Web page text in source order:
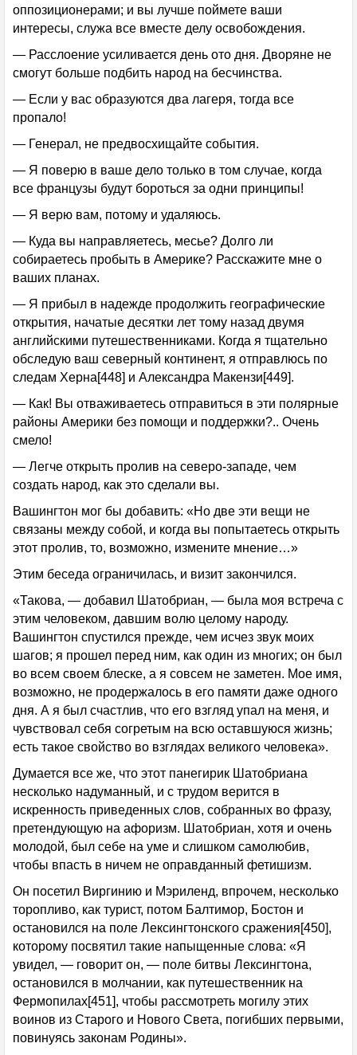
оппозиционерами; и вы лучше поймете ваши
интересы, служа все вместе делу освобождения.
— Расслоение усиливается день ото дня. Дворяне не
смогут больше подбить народ на бесчинства.
— Если у вас образуются два лагеря, тогда все
пропало!
— Генерал, не предвосхищайте события.
— Я поверю в ваше дело только в том случае, когда
все французы будут бороться за одни принципы!
— Я верю вам, потому и удаляюсь.
— Куда вы направляетесь, месье? Долго ли
собираетесь пробыть в Америке? Расскажите мне о
ваших планах.
— Я прибыл в надежде продолжить географические
открытия, начатые десятки лет тому назад двумя
английскими путешественниками. Когда я тщательно
обследую ваш северный континент, я отправлюсь по
следам Херна[448] и Александра Макензи[449].
— Как! Вы отваживаетесь отправиться в эти полярные
районы Америки без помощи и поддержки?.. Очень
смело!
— Легче открыть пролив на северо-западе, чем
создать народ, как это сделали вы.
Вашингтон мог бы добавить: «Но две эти вещи не
связаны между собой, и когда вы попытаетесь открыть
этот пролив, то, возможно, измените мнение…»
Этим беседа ограничилась, и визит закончился.
«Такова, — добавил Шатобриан, — была моя встреча с
этим человеком, давшим волю целому народу.
Вашингтон спустился прежде, чем исчез звук моих
шагов; я прошел перед ним, как один из многих; он был
во всем своем блеске, а я совсем не заметен. Мое имя,
возможно, не продержалось в его памяти даже одного
дня. А я был счастлив, что его взгляд упал на меня, и
чувствовал себя согретым на всю оставшуюся жизнь;
есть такое свойство во взглядах великого человека».
Думается все же, что этот панегирик Шатобриана
несколько надуманный, и с трудом верится в
искренность приведенных слов, собранных во фразу,
претендующую на афоризм. Шатобриан, хотя и очень
молодой, был себе на уме и слишком самолюбив,
чтобы впасть в ничем не оправданный фетишизм.
Он посетил Виргинию и Мэриленд, впрочем, несколько
торопливо, как турист, потом Балтимор, Бостон и
остановился на поле Лексингтонского сражения[450],
которому посвятил такие напыщенные слова: «Я
увидел, — говорит он, — поле битвы Лексингтона,
остановился в молчании, как путешественник на
Фермопилах[451], чтобы рассмотреть могилу этих
воинов из Старого и Нового Света, погибших первыми,
повинуясь законам Родины».